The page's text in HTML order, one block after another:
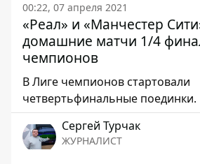
00:22, 07 апреля 2021
«Реал» и «Манчестер
домашние матчи 1/4
чемпионов
В Лиге чемпионов стартовали
четвертьфинальные поединки.
Сергей Турчак
ЖУРНАЛИСТ